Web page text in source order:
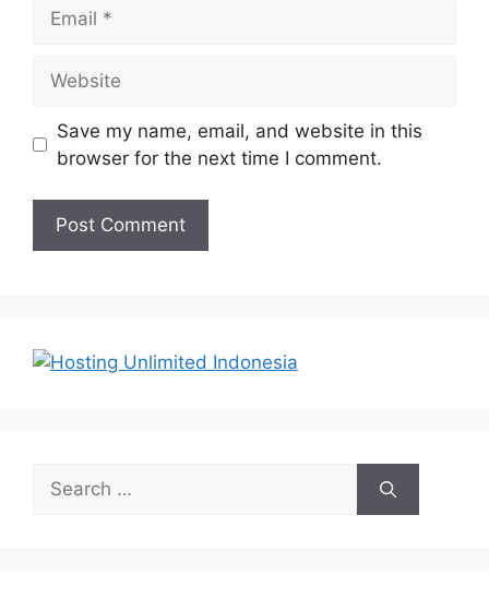
Save my name, email, and website in this
browser for the next time I comment.
Search
for: